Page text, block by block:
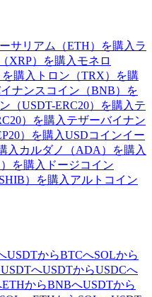
サリアム（ETH）を購入 ラ
XRP）を購入 モネロ
購入 トロン（TRX）を購
ナンスコイン（BNB）を
（USDT-ERC20）を購入 テ
）を購入 テザーバイナン
）を購入USDコインイー
入 カルダノ（ADA）を購入
を購入 ドージコイン
）を購入 アルトコイン
USDTからBTCへSOLから
へUSDTからUSDCへ
ETHからBNBへUSDTから